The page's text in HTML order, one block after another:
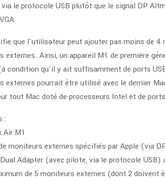
le protocole USB plutôt que le signal DP
que l'utilisateur peut ajouter pas moins de
externes. Ainsi, un appareil M1 de première
condition qu'il y ait suffisamment de ports
externes pourrait être utilisé avec le dernier
tout Mac doté de processeurs Intel et de
:
Air M1
moniteurs externes spécifiés par Apple (via
Adapter (avec pilote, via le protocole
de 5 moniteurs externes (dont 2 doivent